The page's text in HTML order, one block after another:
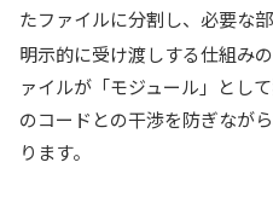
たファイルに分割し、必要な
明示的に受け渡しする仕組み
ァイルが「モジュール」とし
のコードとの干渉を防ぎなが
ります。